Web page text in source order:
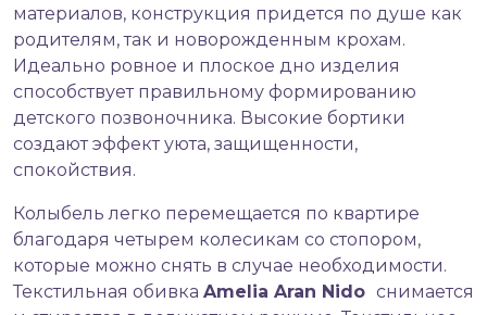
материалов, конструкция придется по душе как
родителям, так и новорожденным крохам.
Идеально ровное и плоское дно изделия
способствует правильному формированию
детского позвоночника. Высокие бортики
создают эффект уюта, защищенности,
спокойствия.
Колыбель легко перемещается по квартире
благодаря четырем колесикам со стопором,
которые можно снять в случае необходимости.
Текстильная обивка Amelia Aran Nido снимается